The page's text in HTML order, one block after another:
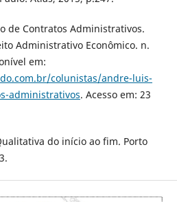
de Contratos Administrativos.
Administrativo Econômico. n.
em:
colunistas/andre-luis-
administrativos. Acesso em: 23
do início ao fim. Porto